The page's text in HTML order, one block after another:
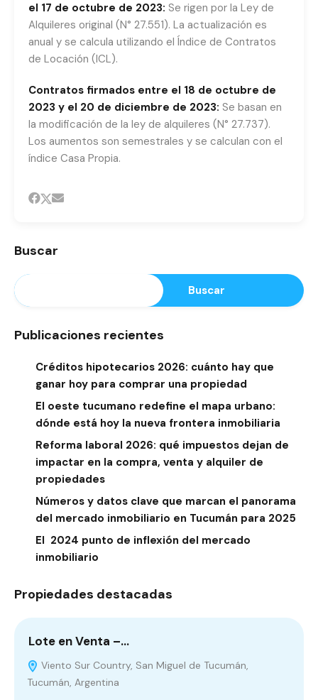
el 17 de octubre de 2023: Se rigen por la Ley de
Alquileres original (N° 27.551). La actualización es
anual y se calcula utilizando el Índice de Contratos
de Locación (ICL).
Contratos firmados entre el 18 de octubre de
2023 y el 20 de diciembre de 2023: Se basan en
la modificación de la ley de alquileres (N° 27.737).
Los aumentos son semestrales y se calculan con el
índice Casa Propia.
Buscar
Buscar
Publicaciones recientes
Créditos hipotecarios 2026: cuánto hay que
ganar hoy para comprar una propiedad
El oeste tucumano redefine el mapa urbano:
dónde está hoy la nueva frontera inmobiliaria
Reforma laboral 2026: qué impuestos dejan de
impactar en la compra, venta y alquiler de
propiedades
Números y datos clave que marcan el panorama
del mercado inmobiliario en Tucumán para 2025
El 2024 punto de inflexión del mercado
inmobiliario
Propiedades destacadas
Lote en Venta –…
Viento Sur Country, San Miguel de Tucumán,
Tucumán, Argentina